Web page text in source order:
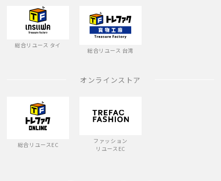
総合リユース タイ
総合リユース 台湾
オンラインストア
総合リユースEC
ファッション
リユースEC